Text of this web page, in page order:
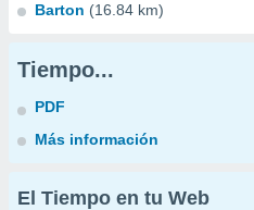
Barton (16.84 km)
Tiempo...
PDF
Más información
El Tiempo en tu Web